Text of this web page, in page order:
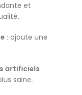
et
: ajoute une
artificiels
saine.